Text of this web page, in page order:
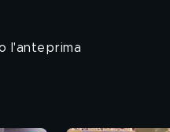
l'anteprima